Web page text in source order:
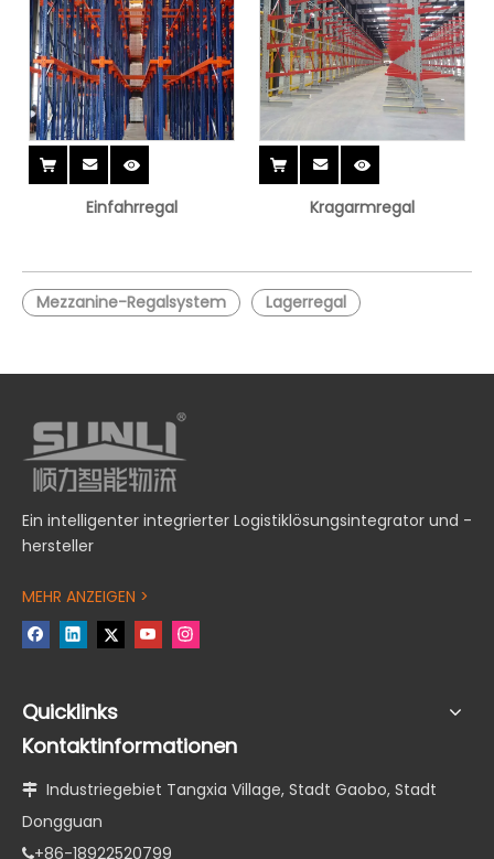
Einfahrregal Kragarmregal
Mezzanine-Regalsystem Lagerregal
Ein intelligenter integrierter Logistiklösungsintegrator und -
hersteller
MEHR ANZEIGEN >
Quicklinks
Kontaktinformationen
 Industriegebiet Tangxia Village, Stadt Gaobo, Stadt
Dongguan
+86-18922520799